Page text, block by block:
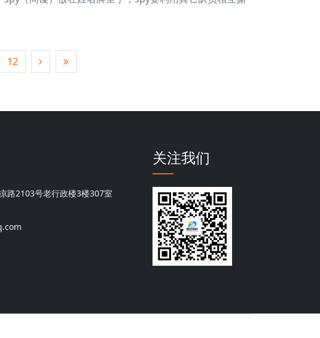
12
路2103号老行政楼3楼307室
关注我们